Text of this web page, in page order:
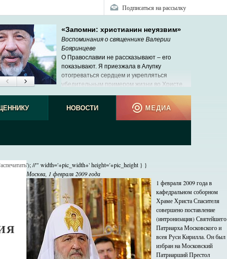
Подписаться на рассылку
«Запомни: христианин неуязвим»
Воспоминания о священнике Валерии
Бояринцеве
О Православии не рассказывают ‒ его
показывают. Я приезжала в Алупку
отогреваться сердцем и укрепляться
убедительным примером жизни во Христе.
НОВОСТИ МЕДИА
'); //'" width='+pic_width+' height='+pic_height } }
Москва, 1 февраля 2009 года
1 февраля 2009 года в
кафедральном соборном
Храме Христа Спасителя
совершено поставление
(интронизация) Святейшего
Патриарха Московского и
всея Руси Кирилла. Он был
избран на Московский
Патриарший Престол